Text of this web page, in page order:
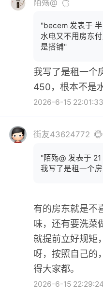
陌殇@
"becem 发表于
水电又不用房东
是搭铺"
我写了是租一个
450，根本不是
2026-6-15 22:01:33
街友43624772
"陌殇@ 发表于
我写了是租一个
有的房东就是不
味，还有要洗菜
就提前立好规矩
呀，按照自己的
得大家都。
2026-6-15 22:29:24